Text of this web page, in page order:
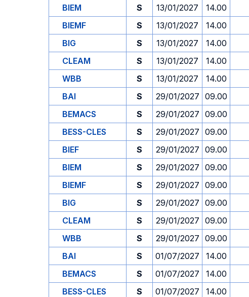
BIEM
S 13/01/2027 14.00
BIEMF
S 13/01/2027 14.00
BIG
S 13/01/2027 14.00
CLEAM
S 13/01/2027 14.00
WBB
S 13/01/2027 14.00
BAI
S 29/01/2027 09.00
BEMACS
S 29/01/2027 09.00
BESS-CLES
S 29/01/2027 09.00
BIEF
S 29/01/2027 09.00
BIEM
S 29/01/2027 09.00
BIEMF
S 29/01/2027 09.00
BIG
S 29/01/2027 09.00
CLEAM
S 29/01/2027 09.00
WBB
S 29/01/2027 09.00
BAI
S 01/07/2027 14.00
BEMACS
S 01/07/2027 14.00
BESS-CLES
S 01/07/2027 14.00